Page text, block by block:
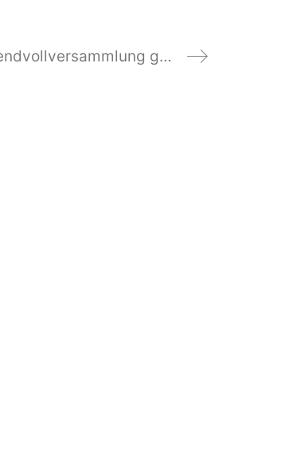
Neuer Jugendausschuss im Rahmen der Jugendvollversammlung gewählt